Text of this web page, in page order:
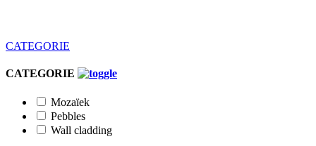
CATEGORIE
Mozaïek
Wall cladding
KLEUR
CATEGORIE
CATEGORIE
Mozaïek
Pebbles
Wall cladding